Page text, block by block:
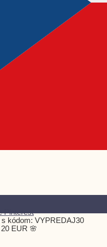
Pinterest
kódom: VYPREDAJ30
EUR 🌸